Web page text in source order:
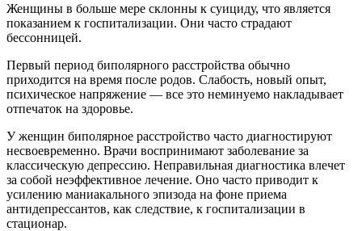
Женщины в больше мере склонны к суициду, что является
показанием к госпитализации. Они часто страдают
бессонницей.
Первый период биполярного расстройства обычно
приходится на время после родов. Слабость, новый опыт,
психическое напряжение — все это неминуемо накладывает
отпечаток на здоровье.
У женщин биполярное расстройство часто диагностируют
несвоевременно. Врачи воспринимают заболевание за
классическую депрессию. Неправильная диагностика влечет
за собой неэффективное лечение. Оно часто приводит к
усилению маниакального эпизода на фоне приема
антидепрессантов, как следствие, к госпитализации в
стационар.